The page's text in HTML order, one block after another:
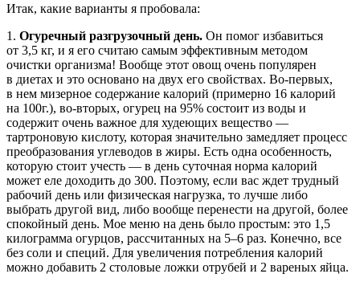
Итак, какие варианты я пробовала:
1. Огуречный разгрузочный день. Он помог избавиться
от 3,5 кг, и я его считаю самым эффективным методом
очистки организма! Вообще этот овощ очень популярен
в диетах и это основано на двух его свойствах. Во-первых,
в нем мизерное содержание калорий (примерно 16 калорий
на 100г.), во-вторых, огурец на 95% состоит из воды и
содержит очень важное для худеющих вещество —
тартроновую кислоту, которая значительно замедляет процесс
преобразования углеводов в жиры. Есть одна особенность,
которую стоит учесть — в день суточная норма калорий
может еле доходить до 300. Поэтому, если вас ждет трудный
рабочий день или физическая нагрузка, то лучше либо
выбрать другой вид, либо вообще перенести на другой, более
спокойный день. Мое меню на день было простым: это 1,5
килограмма огурцов, рассчитанных на 5–6 раз. Конечно, все
без соли и специй. Для увеличения потребления калорий
можно добавить 2 столовые ложки отрубей и 2 вареных яйца.